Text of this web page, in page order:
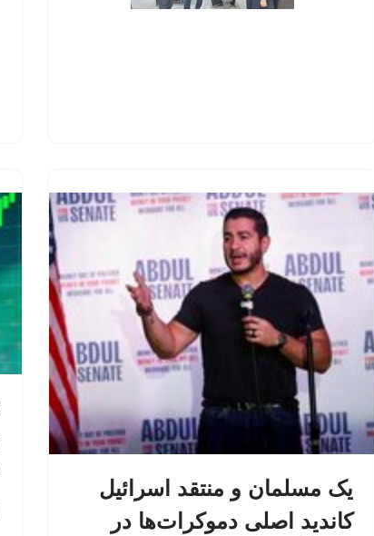
یک مسلمان و منتقد اسرائیل
کاندید اصلی دموکرات‌ها در